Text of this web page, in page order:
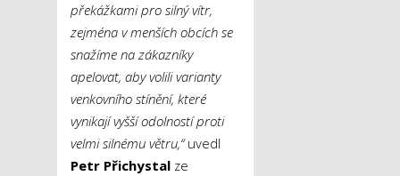
překážkami pro silný vítr,
zejména v menších obcích se
snažíme na zákazníky
apelovat, aby volili varianty
venkovního stínění, které
vynikají vyšší odolností proti
velmi silnému větru,“uvedl
Petr Přichystal ze